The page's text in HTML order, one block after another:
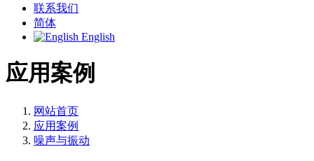
联系我们
简体
English
应用案例
网站首页
应用案例
噪声与振动